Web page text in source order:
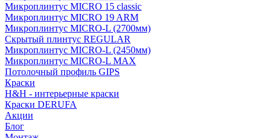
Микроплинтус MICRO 15 classic
Микроплинтус MICRO 19 ARM
Микроплинтус MICRO-L (2700мм)
Скрытый плинтус REGULAR
Микроплинтус MICRO-L (2450мм)
Микроплинтус MICRO-L MAX
Потолочный профиль GIPS
Краски
H&H - интерьерные краски
Краски DERUFA
Акции
Блог